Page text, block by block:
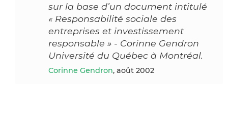
sur la base d’un document intitulé
« Responsabilité sociale des
entreprises et investissement
responsable » - Corinne Gendron
Université du Québec à Montréal.
Corinne Gendron, août 2002